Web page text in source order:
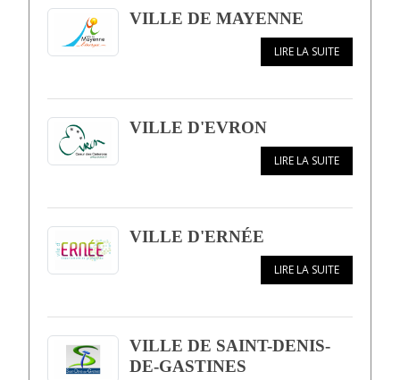
VILLE DE MAYENNE
LIRE LA SUITE
VILLE D'EVRON
LIRE LA SUITE
VILLE D'ERNÉE
LIRE LA SUITE
VILLE DE SAINT-DENIS-
DE-GASTINES